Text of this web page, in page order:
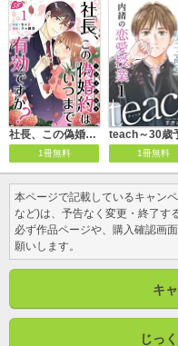
社長、この偽婚約はいつまで有効ですか？
1冊無料 1冊無料
本ページで記載しているキャン
など)は、予告なく変更・終了す
必ず作品ページや、購入確認画
願いします。
キ
じっ